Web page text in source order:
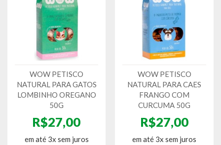
WOW PETISCO
NATURAL PARA GATOS
LOMBINHO OREGANO
50G
R$27,00
em até 3x sem juros
WOW PETISCO
NATURAL PARA CAES
FRANGO COM
CURCUMA 50G
R$27,00
em até 3x sem juros